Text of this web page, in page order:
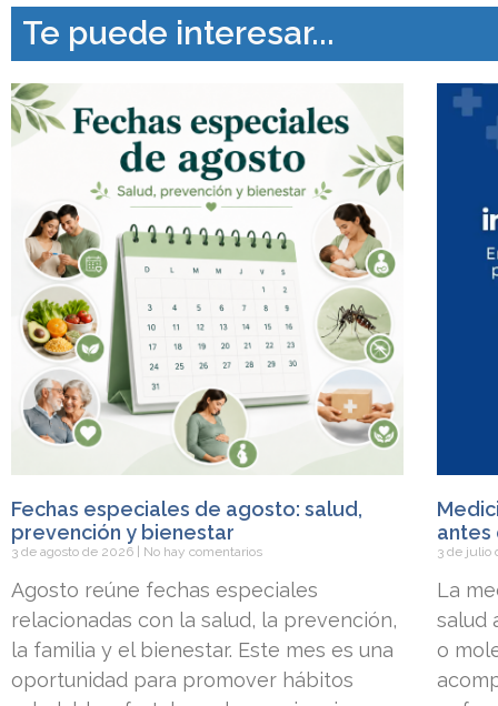
Te puede interesar...
Fechas especiales de agosto: salud,
prevención y bienestar
3 de agosto de 2026 No hay comentarios
Agosto reúne fechas especiales
relacionadas con la salud, la prevención,
la familia y el bienestar. Este mes es una
oportunidad para promover hábitos
antes
3 de julio
La
salud
o